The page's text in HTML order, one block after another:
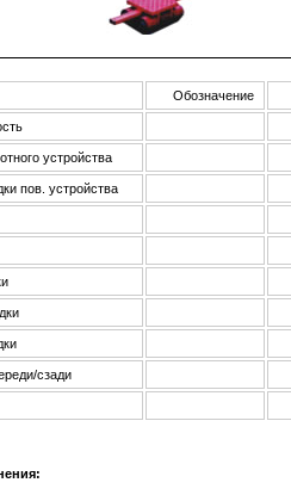
Обозначение
устройства
пов. устройства
сзади